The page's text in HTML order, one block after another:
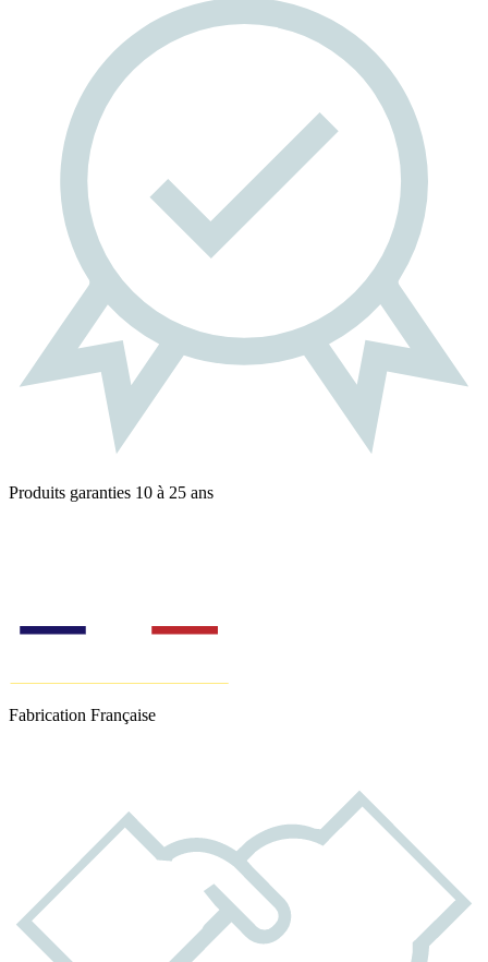
Produits garanties 10 à 25 ans
Fabrication Française